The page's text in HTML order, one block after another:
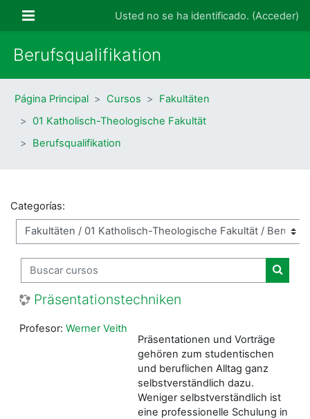
Panel lateralUsted no se ha identificado. (Acceder)
Berufsqualifikation
Página Principal Cursos
Fakultäten
01 Katholisch-Theologische Fakultät
Berufsqualifikation
Categorías:
Buscar cursos
Präsentationstechniken
Präsentationen und Vorträge
gehören zum studentischen
und beruflichen Alltag ganz
selbstverständlich dazu.
Weniger selbstverständlich ist
eine professionelle Schulung in
Profesor: Werner Veith